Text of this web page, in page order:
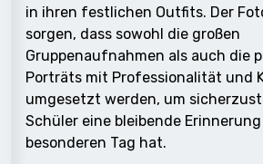
in ihren festlichen Outfits. Der
sorgen, dass sowohl die großen
Gruppenaufnahmen als auch die
Porträts mit Professionalität und
umgesetzt werden, um
Schüler eine bleibende
besonderen Tag hat.